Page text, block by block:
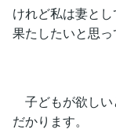
けれど私は妻と
果たしたいと思っ
子どもが欲しい
だかります。